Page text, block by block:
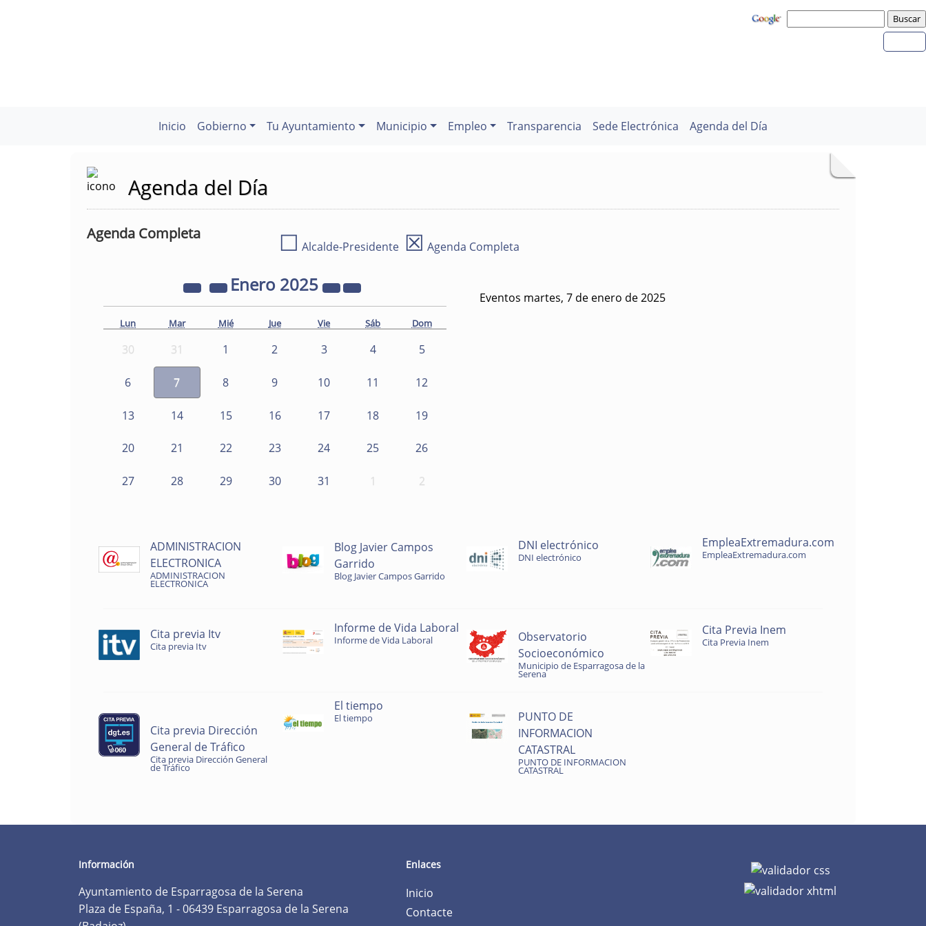
Inicio Gobierno Tu Ayuntamiento Municipio Empleo Transparencia Sede Electrónica Agenda del Día
Agenda del Día
Agenda Completa ☐ Alcalde-Presidente ☒ Agenda Completa
Enero 2025
Lun Mar Mié Jue Vie Sáb Dom
30 31 1 2 3 4 5
6 7 8 9 10 11 12
13 14 15 16 17 18 19
20 21 22 23 24 25 26
27 28 29 30 31 1 2
Eventos martes, 7 de enero de 2025
ADMINISTRACION
ELECTRONICA
ADMINISTRACION
ELECTRONICA
Blog Javier Campos
Garrido
Blog Javier Campos Garrido
DNI electrónico
DNI electrónico
EmpleaExtremadura.com
EmpleaExtremadura.com
Cita previa Itv
Cita previa Itv
Informe de Vida Laboral
Informe de Vida Laboral
Observatorio
Socioeconómico
Municipio de Esparragosa de la
Serena
Cita Previa Inem
Cita Previa Inem
Cita previa Dirección
General de Tráfico
Cita previa Dirección General
de Tráfico
El tiempo
El tiempo
PUNTO DE
INFORMACION
CATASTRAL
PUNTO DE INFORMACION
CATASTRAL
Información
Ayuntamiento de Esparragosa de la Serena
Plaza de España, 1 - 06439 Esparragosa de la Serena
Enlaces
Inicio
Contacte